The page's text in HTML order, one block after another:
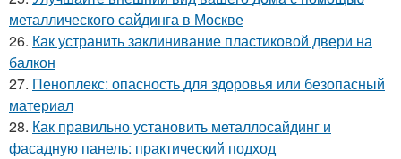
металлического сайдинга в Москве
26. Как устранить заклинивание пластиковой двери на
балкон
27. Пеноплекс: опасность для здоровья или безопасный
материал
28. Как правильно установить металлосайдинг и
фасадную панель: практический подход